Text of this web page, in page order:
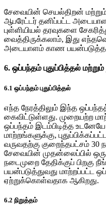
சேவையின் செயல்திறன்
ஆபரேட்டர் தனிப்பட்ட
புள்ளியியல் தரவுகளை
வைத்திருக்கலாம், இது
அடையாளம் காண பயன்படுத்த
6. ஒப்பந்தம் புதுப்பித்தல் மற்றும்
6.1 ஒப்பந்தம் புதுப்பித்தல்
எந்த நேரத்திலும் இந்த
கைவிட்டுள்ளது. முறையற்ற
ஒப்பந்தம் இடம்பிடித்த
மாற்றங்களுக்கு,
வருவதற்கு குறைந்தபட்சம் 30
சேவையின் முதன்லைப்பில் ஒரு
நடைமுறை தேதிக்குப்
பயன்படுத்துவது மாற்றப்பட்ட
ஏற்றுக்கொள்வதாக ஆகிறது.
6.2 நிறுத்தம்